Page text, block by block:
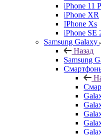
iPhone 11
iPhone XR
IPhone Xs
iPhone SE
Samsung Galaxy
Назад
Samsung